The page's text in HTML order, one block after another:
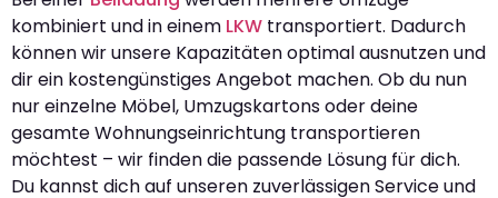
kombiniert und in einem LKW transportiert. Dadurch
können wir unsere Kapazitäten optimal ausnutzen und
dir ein kostengünstiges Angebot machen. Ob du nun
nur einzelne Möbel, Umzugskartons oder deine
gesamte Wohnungseinrichtung transportieren
möchtest – wir finden die passende Lösung für dich.
Du kannst dich auf unseren zuverlässigen Service und